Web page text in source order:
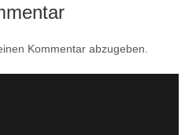
Kommentar abzugeben.